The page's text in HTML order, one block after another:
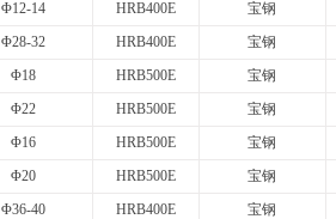
Φ12-14 HRB400E
宝钢
Φ28-32 HRB400E
宝钢
Φ18 HRB500E
宝钢
Φ22 HRB500E
宝钢
Φ16 HRB500E
宝钢
Φ20 HRB500E
宝钢
Φ36-40 HRB400E
宝钢